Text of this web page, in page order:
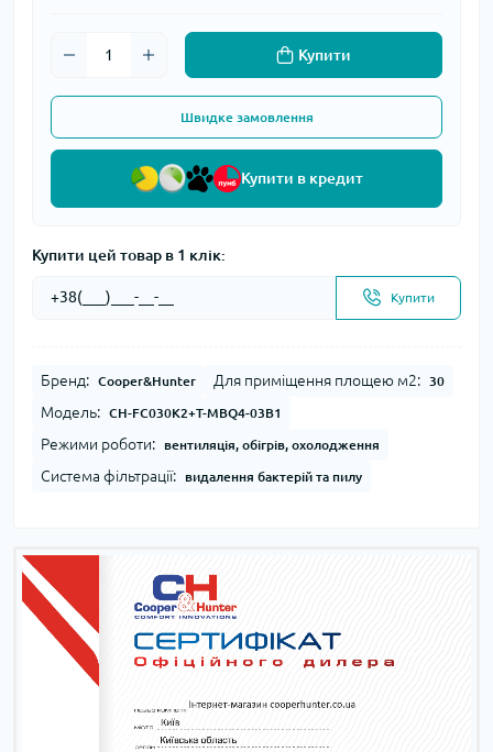
Купити
Швидке замовлення
Купити в кредит
Купити цей товар в 1 клік:
Купити
Бренд: Cooper&Hunter Для приміщення площею м2: 30
Модель: CH-FC030K2+T-MBQ4-03B1
Режими роботи: вентиляція, обігрів, охолодження
Система фільтрації: видалення бактерій та пилу